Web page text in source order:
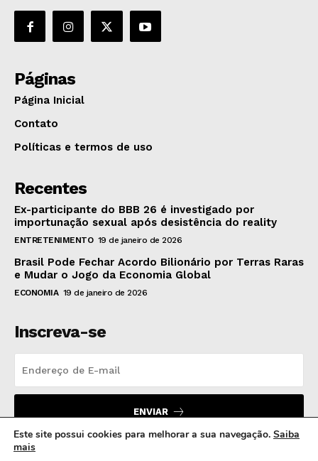
Páginas
Página Inicial
Contato
Políticas e termos de uso
Recentes
Ex-participante do BBB 26 é investigado por
importunação sexual após desistência do reality
ENTRETENIMENTO 19 de janeiro de 2026
Brasil Pode Fechar Acordo Bilionário por Terras Raras
e Mudar o Jogo da Economia Global
ECONOMIA 19 de janeiro de 2026
Inscreva-se
ENVIAR
Este site possui cookies para melhorar a sua navegação. Saiba
mais